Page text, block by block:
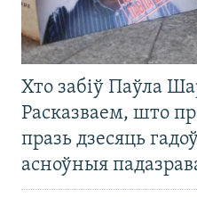
Хто забіў Паўла
Расказваем, што
празь дзесяць
асноўныя